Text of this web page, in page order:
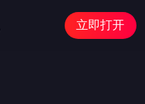
立即打开